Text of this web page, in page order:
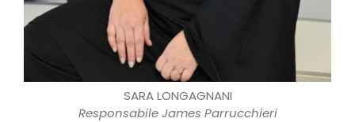
SARA LONGAGNANI
Responsabile James Parrucchieri